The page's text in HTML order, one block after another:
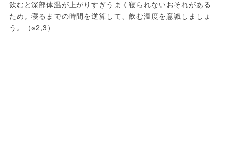
飲むと深部体温が上がりすぎうまく寝られないおそれがある
ため。寝るまでの時間を逆算して、飲む温度を意識しましょ
う。（※2,3）